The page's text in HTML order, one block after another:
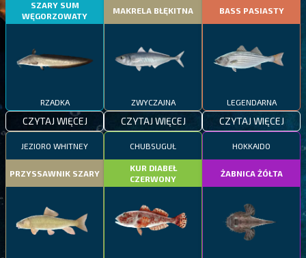
SZARY SUM
WĘGORZOWATY
RZADKA
CZYTAJ WIĘCEJ
MAKRELA BŁĘKITNA
ZWYCZAJNA
CZYTAJ WIĘCEJ
BASS PASIASTY
LEGENDARNA
CZYTAJ WIĘCEJ
JEZIORO WHITNEY
PRZYSSAWNIK SZARY
CHUBSUGUŁ
KUR DIABEŁ
CZERWONY
HOKKAIDO
ŻABNICA ŻÓŁTA